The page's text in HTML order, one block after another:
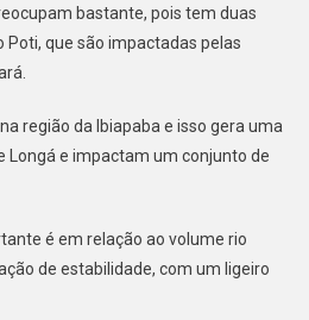
bastante, pois tem duas
Poti, que são impactadas pelas
região da Ibiapaba e isso gera uma
Longá e impactam um conjunto de
é em relação ao volume rio
de estabilidade, com um ligeiro